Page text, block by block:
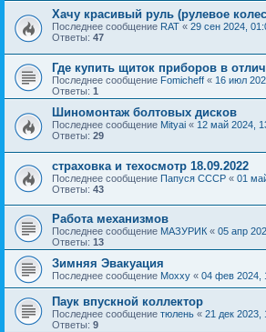
Хачу красивый руль (рулевое
Последнее сообщение RAT « 29 сен 2024,
Ответы: 47
Где купить щиток приборов в
Последнее сообщение Fomicheff « 16 июл
Ответы: 1
Шиномонтаж болтовых дисков
Последнее сообщение Mityai « 12 май 2024,
Ответы: 29
страховка и техосмотр 18.09.2022
Последнее сообщение Папуся СССР « 01
Ответы: 43
Работа механизмов
Последнее сообщение МАЗУРИК « 05 апр
Ответы: 13
Зимняя Эвакуация
Последнее сообщение Moxxy « 04 фев 2024,
Паук впускной коллектор
Последнее сообщение тюлень « 21 дек 2023,
Ответы: 9